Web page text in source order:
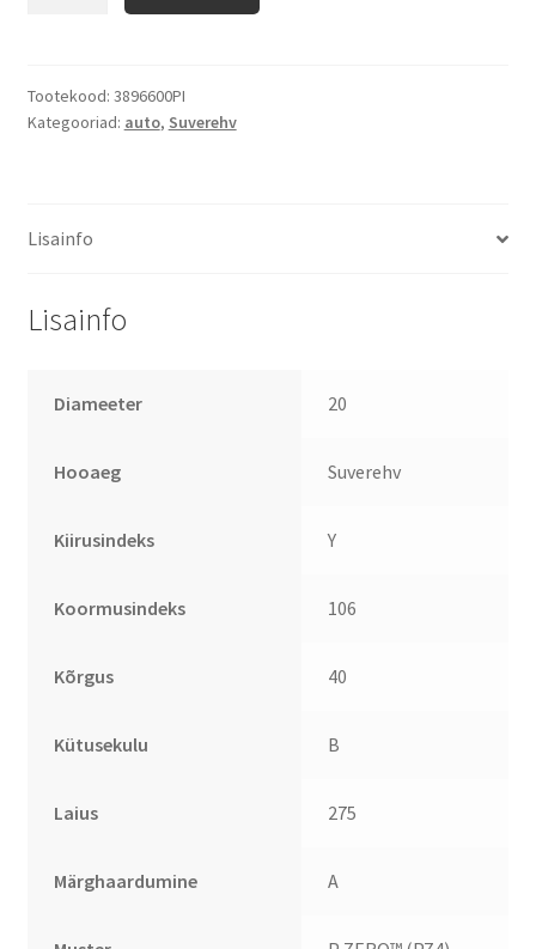
Tootekood: 3896600PI
Kategooriad: auto, Suverehv
Lisainfo
Lisainfo
Diameeter 20
Hooaeg Suverehv
Kiirusindeks Y
Koormusindeks 106
Kõrgus 40
Kütusekulu B
Laius 275
Märghaardumine A